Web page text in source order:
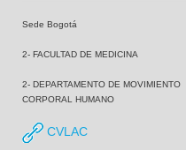
Sede Bogotá
2- FACULTAD DE MEDICINA
2- DEPARTAMENTO DE MOVIMIENTO
CORPORAL HUMANO
CVLAC